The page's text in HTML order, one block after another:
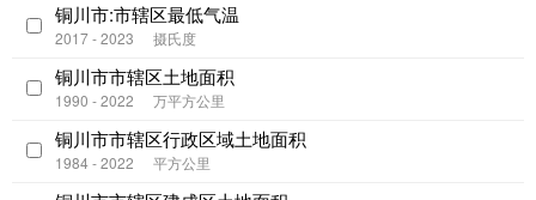
铜川市:市辖区最低气温
2017 - 2023 摄氏度
铜川市市辖区土地面积
1990 - 2022 万平方公里
铜川市市辖区行政区域土地面积
1984 - 2022 平方公里